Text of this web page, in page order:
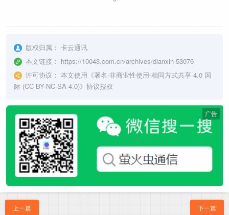
版权归属： 卡云通讯
本文链接： https://10043.com.cn/archives/dianxin-53076
许可协议： 本文使用《署名-非商业性使用-相同方式共享 4.0 国
际 (CC BY-NC-SA 4.0)》协议授权
广告
上一篇 下一篇